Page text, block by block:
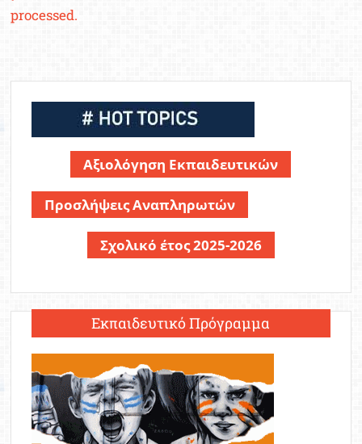
processed.
Αξιολόγηση Εκπαιδευτικών
Προσλήψεις Αναπληρωτών
Σχολικό έτος 2025-2026
Εκπαιδευτικό Πρόγραμμα